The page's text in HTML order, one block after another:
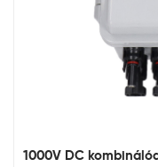
1000V DC